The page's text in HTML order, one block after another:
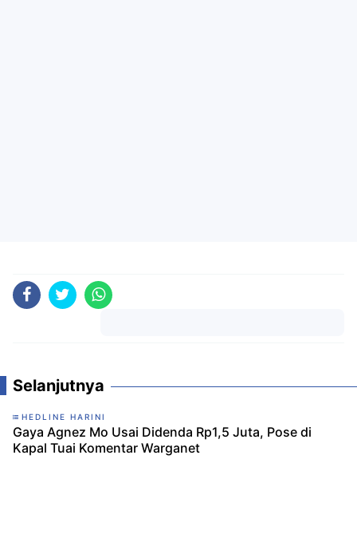
Selanjutnya
HEDLINE HARINI
Gaya Agnez Mo Usai Didenda Rp1,5 Juta, Pose di
Kapal Tuai Komentar Warganet